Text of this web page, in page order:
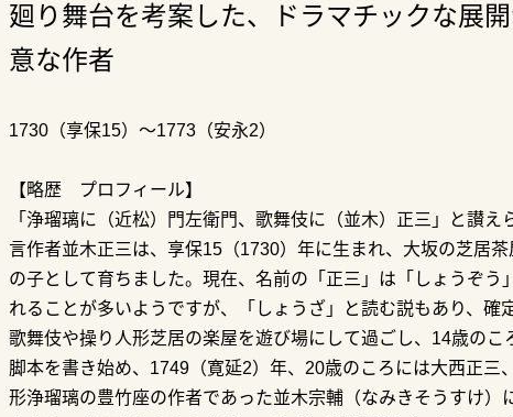
廻り舞台を考案した、ドラマチックな展
意な作者
1730（享保15）～1773（安永2）
【略歴 プロフィール】
「浄瑠璃に（近松）門左衛門、歌舞伎に（並木）正三」と讃え
言作者並木正三は、享保15（1730）年に生まれ、大坂の芝居茶
の子として育ちました。現在、名前の「正三」は「しょうぞう
れることが多いようですが、「しょうざ」と読む説もあり、確
歌舞伎や操り人形芝居の楽屋を遊び場にして過ごし、14歳の
脚本を書き始め、1749（寛延2）年、20歳のころには大西正
形浄瑠璃の豊竹座の作者であった並木宗輔（なみきそうすけ